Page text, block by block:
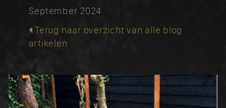
September 2024
Terug naar overzicht van alle blog
artikelen